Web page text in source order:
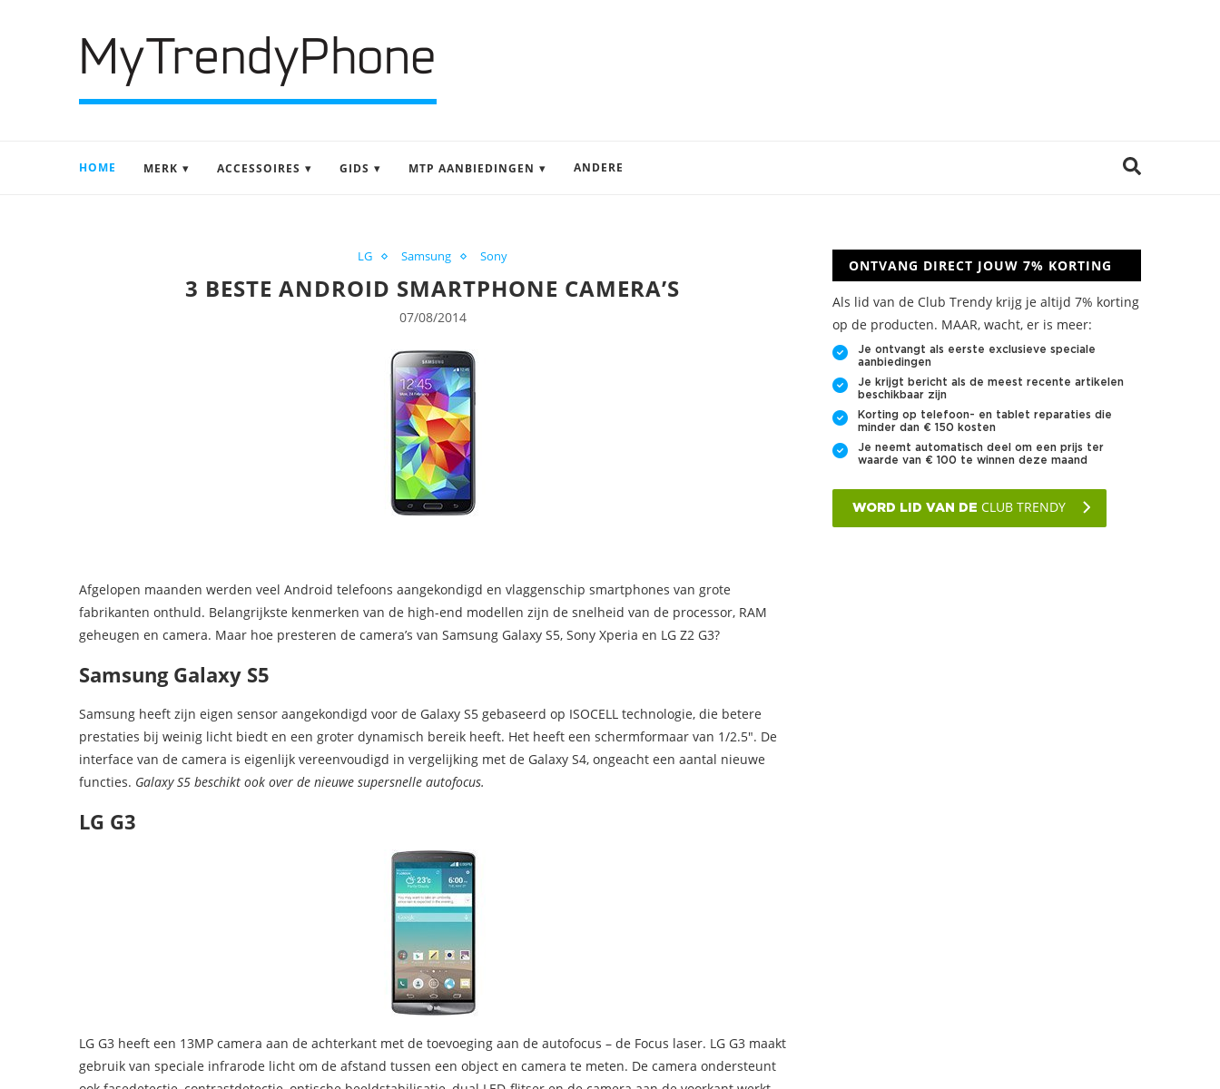
HOME MERK ACCESSOIRES GIDS MTP AANBIEDINGEN ANDERE
LG Samsung Sony
3 BESTE ANDROID SMARTPHONE CAMERA’S
07/08/2014
Afgelopen maanden werden veel Android telefoons aangekondigd en vlaggenschip smartphones van grote
fabrikanten onthuld. Belangrijkste kenmerken van de high-end modellen zijn de snelheid van de processor, RAM
geheugen en camera. Maar hoe presteren de camera’s van Samsung Galaxy S5, Sony Xperia en LG Z2 G3?
Samsung Galaxy S5
Samsung heeft zijn eigen sensor aangekondigd voor de Galaxy S5 gebaseerd op ISOCELL technologie, die betere
prestaties bij weinig licht biedt en een groter dynamisch bereik heeft. Het heeft een schermformaar van 1/2.5″. De
interface van de camera is eigenlijk vereenvoudigd in vergelijking met de Galaxy S4, ongeacht een aantal nieuwe
functies. Galaxy S5 beschikt ook over de nieuwe supersnelle autofocus.
LG G3
LG G3 heeft een 13MP camera aan de achterkant met de toevoeging aan de autofocus – de Focus laser. LG G3 maakt
gebruik van speciale infrarode licht om de afstand tussen een object en camera te meten. De camera ondersteunt
ONTVANG DIRECT JOUW 7% KORTING
Als lid van de Club Trendy krijg je altijd 7% korting
op de producten. MAAR, wacht, er is meer:
Je ontvangt als eerste exclusieve speciale
aanbiedingen
Je krijgt bericht als de meest recente artikelen
beschikbaar zijn
Korting op telefoon- en tablet reparaties die
minder dan € 150 kosten
Je neemt automatisch deel om een prijs ter
waarde van € 100 te winnen deze maand
WORD LID VAN DE CLUB TRENDY